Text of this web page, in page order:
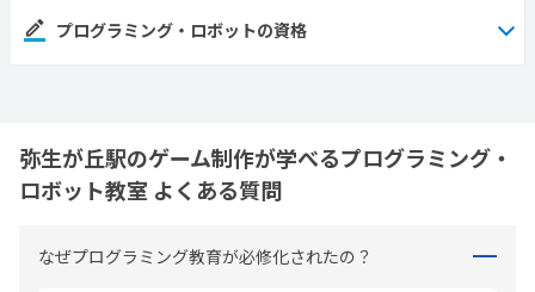
プログラミング・ロボットの資格
弥生が丘駅のゲーム制作が学べるプログラミング・
ロボット教室 よくある質問
なぜプログラミング教育が必修化されたの？